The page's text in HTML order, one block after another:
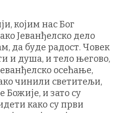
којим нас Бог
Јеванђелско дело
да буде радост. Човек
и душа, и тело његово,
осећање,
чинили светитељи,
Божије, и зато су
како су први